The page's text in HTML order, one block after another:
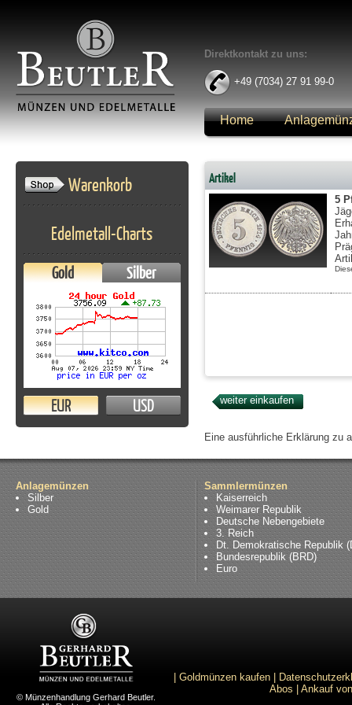
Direktkontakt zu uns:
+49 (7034) 27 91 99-0
Home
Warenkorb
Edelmetall-Charts
Gold Silber
EUR USD
Artikel
5
Eine ausführliche Erklärung zu
Anlagemünzen
Silber
Gold
Sammlermünzen
Kaiserreich
Weimarer Republik
Deutsche Nebengebiete
3. Reich
Dt. Demokratische Republik
Bundesrepublik (BRD)
Euro
© Münzenhandlung Gerhard Beutler.
Goldmünzen kaufen
Abos
Ankauf